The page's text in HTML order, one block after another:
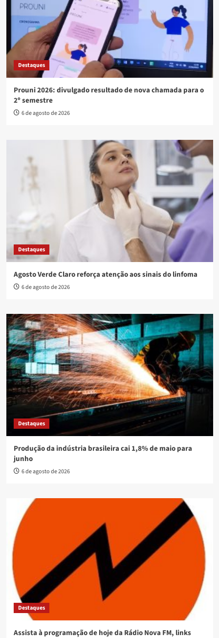
Destaques
Prouni 2026: divulgado resultado de nova chamada para o
2º semestre
6 de agosto de 2026
Destaques
Agosto Verde Claro reforça atenção aos sinais do linfoma
6 de agosto de 2026
Destaques
Produção da indústria brasileira cai 1,8% de maio para
junho
6 de agosto de 2026
Destaques
Assista à programação de hoje da Rádio Nova FM, links